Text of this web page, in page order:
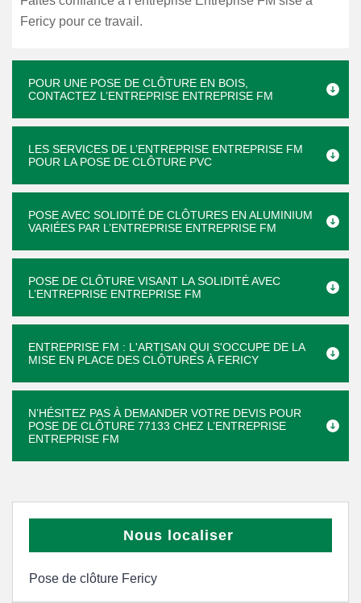
Fericy pour ce travail.
POUR UNE POSE DE CLÔTURE EN BOIS,
CONTACTEZ L’ENTREPRISE ENTREPRISE FM
LES SERVICES DE L’ENTREPRISE ENTREPRISE FM
POUR LA POSE DE CLÔTURE PVC
POSE AVEC SOLIDITÉ DE CLÔTURES EN ALUMINIUM
VARIÉES PAR L’ENTREPRISE ENTREPRISE FM
POSE DE CLÔTURE VISANT LA SOLIDITÉ AVEC
L’ENTREPRISE ENTREPRISE FM
ENTREPRISE FM : L'ARTISAN QUI S'OCCUPE DE LA
MISE EN PLACE DES CLÔTURES À FERICY
N’HÉSITEZ PAS À DEMANDER VOTRE DEVIS POUR
POSE DE CLÔTURE 77133 CHEZ L’ENTREPRISE
ENTREPRISE FM
Nous localiser
Pose de clôture Fericy